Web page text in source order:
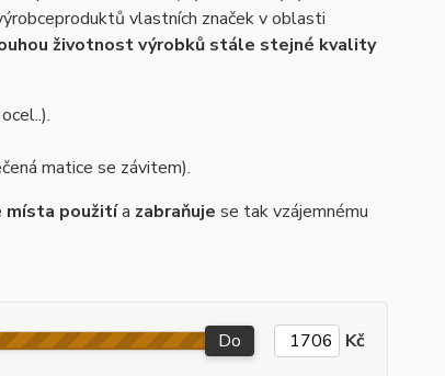
vlastních značek v oblasti
životnost výrobků stále stejné kvality
matice se závitem).
místa použitía zabraňuje se tak vzájemnému
Do Kč